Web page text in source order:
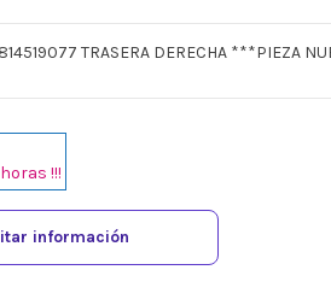
TRASERA DERECHA ***PIEZA
!!!
información